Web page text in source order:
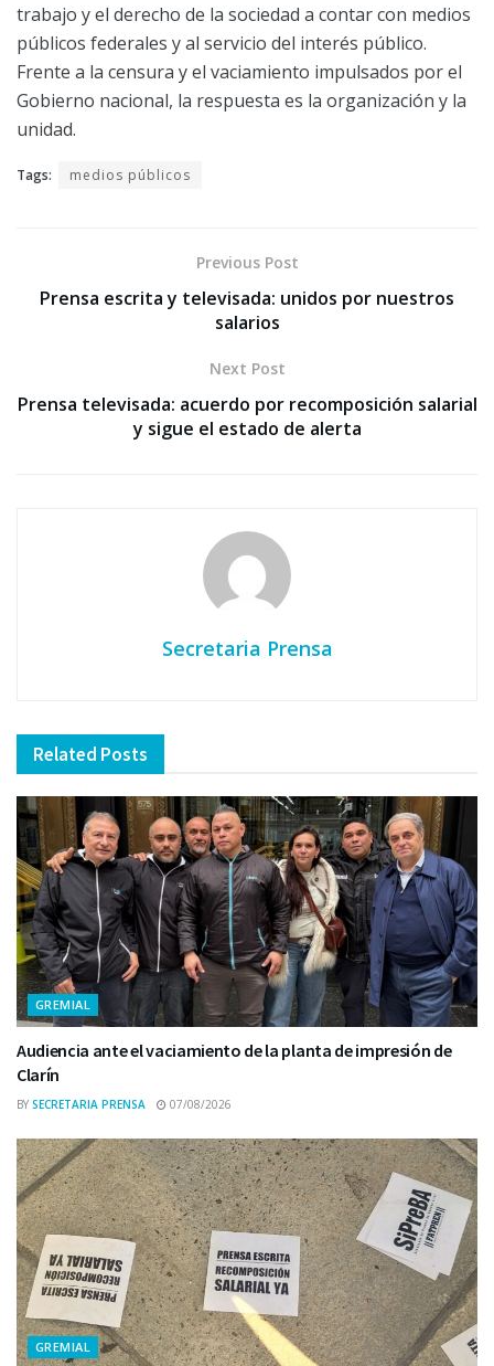
trabajo y el derecho de la sociedad a contar con medios
públicos federales y al servicio del interés público.
Frente a la censura y el vaciamiento impulsados por el
Gobierno nacional, la respuesta es la organización y la
unidad.
Tags: medios públicos
Previous Post
Prensa escrita y televisada: unidos por nuestros
salarios
Next Post
Prensa televisada: acuerdo por recomposición salarial
y sigue el estado de alerta
Secretaria Prensa
Related Posts
GREMIAL
Audiencia ante el vaciamiento de la planta de impresión de
Clarín
BY SECRETARIA PRENSA 07/08/2026
GREMIAL